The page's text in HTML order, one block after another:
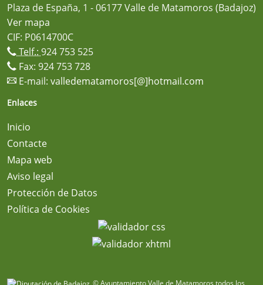
Plaza de España, 1 - 06177 Valle de Matamoros (Badajoz)
Ver mapa
CIF: P0614700C
Telf.: 924 753 525
Fax: 924 753 728
E-mail: valledematamoros[@]hotmail.com
Enlaces
Inicio
Contacte
Mapa web
Aviso legal
Protección de Datos
Política de Cookies